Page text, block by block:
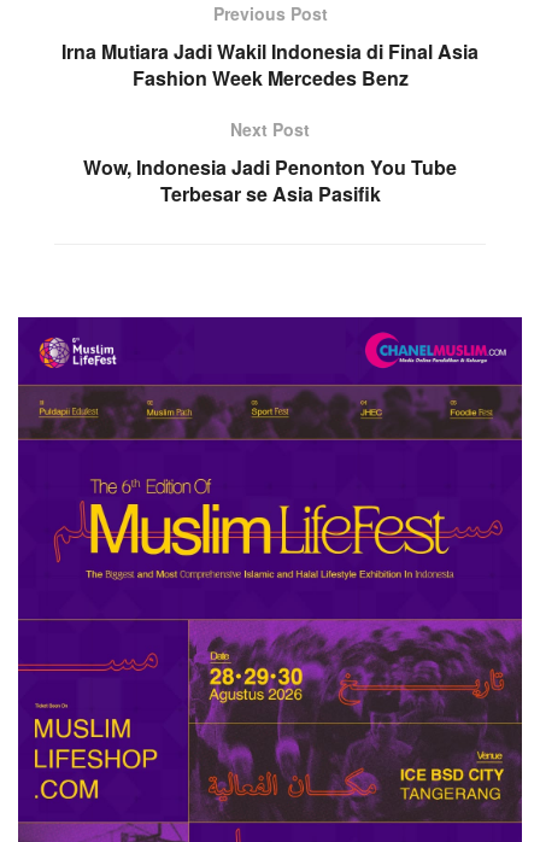
Previous Post
Irna Mutiara Jadi Wakil Indonesia di Final Asia
Fashion Week Mercedes Benz
Next Post
Wow, Indonesia Jadi Penonton You Tube
Terbesar se Asia Pasifik